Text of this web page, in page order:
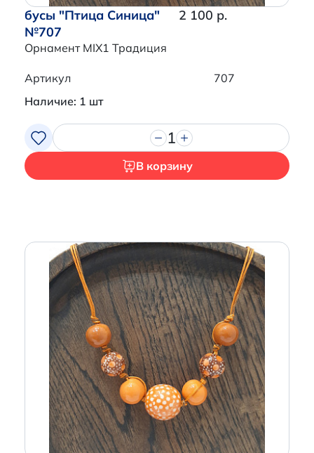
бусы "Птица Синица"
№707
Орнамент MIX1 Традиция
2 100 р.
Артикул
707
Наличие: 1 шт
1
В корзину